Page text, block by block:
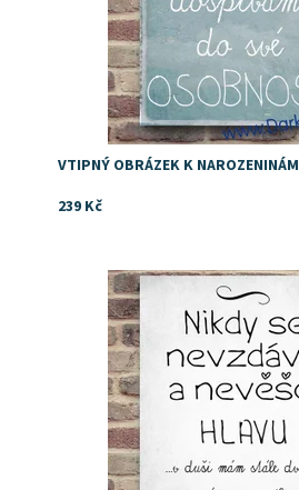
VTIPNÝ OBRÁZEK K NAROZENINÁM
239 Kč
Dostupnost: Skladem